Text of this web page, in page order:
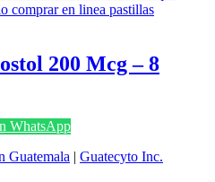
200 Mcg – 8
WhatsApp
Guatemala | Guatecyto Inc.